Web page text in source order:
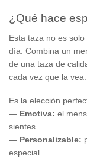
¿Qué hace
Esta taza no es
día. Combina un
de una taza de
cada vez que la vea.
Es la elección
— Emotiva: el
sientes
— Personalizable:
especial